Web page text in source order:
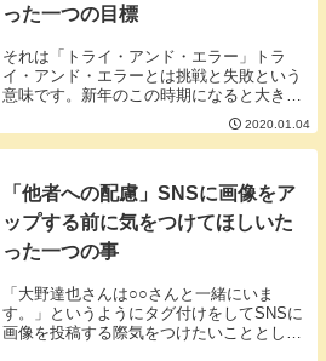
った一つの目標
それは「トライ・アンド・エラー」トラ
イ・アンド・エラーとは挑戦と失敗という
意味です。新年のこの時期になると大きな
目標を立てる人が多いですが1年という長
くもなく短くもない期間の目標に大きなゴ
ールテープを貼ることは個人的にナンセン
2020.01.04
「他者への配慮」SNSに画像をア
ップする前に気をつけてほしいた
った一つの事
「大野達也さんは○○さんと一緒にいま
す。」というようにタグ付けをしてSNSに
画像を投稿する際気をつけたいこととして